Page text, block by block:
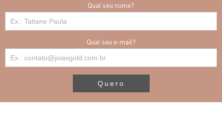
Qual seu nome?
Qual seu e-mail?
Quero